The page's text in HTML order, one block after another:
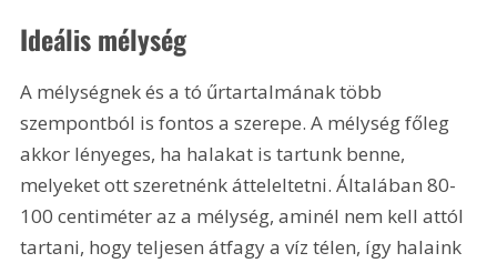
Ideális mélység
A mélységnek és a tó űrtartalmának több
szempontból is fontos a szerepe. A mélység főleg
akkor lényeges, ha halakat is tartunk benne,
melyeket ott szeretnénk átteleltetni. Általában 80-
100 centiméter az a mélység, aminél nem kell attól
tartani, hogy teljesen átfagy a víz télen, így halaink